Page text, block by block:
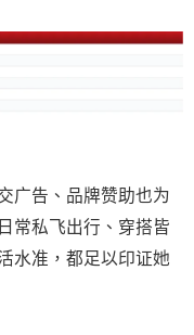
广告、品牌赞助也为
常私飞出行、穿搭皆
水准，都足以印证她